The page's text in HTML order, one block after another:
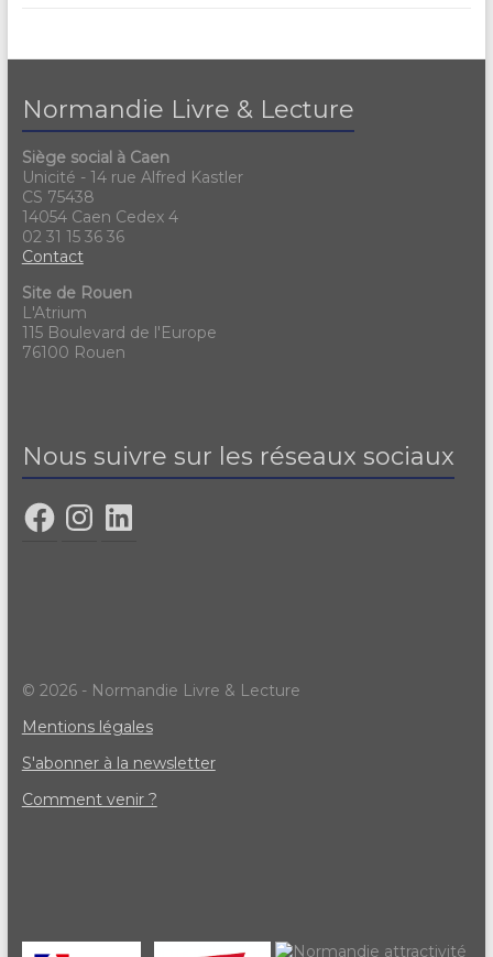
Normandie Livre & Lecture
Siège social à Caen
Unicité - 14 rue Alfred Kastler
CS 75438
14054 Caen Cedex 4
02 31 15 36 36
Contact
Site de Rouen
L'Atrium
115 Boulevard de l'Europe
76100 Rouen
Nous suivre sur les réseaux sociaux
© 2026 - Normandie Livre & Lecture
Mentions légales
S'abonner à la newsletter
Comment venir ?